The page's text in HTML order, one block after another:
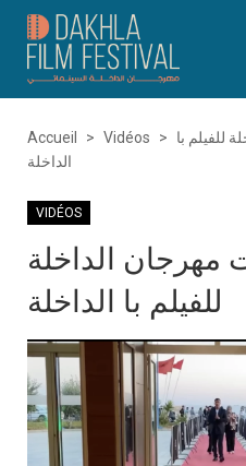
Accueil > Vidéos >
للفيلم با
الداخلة
VIDÉOS
مهرجان الداخلة
للفيلم با الداخلة